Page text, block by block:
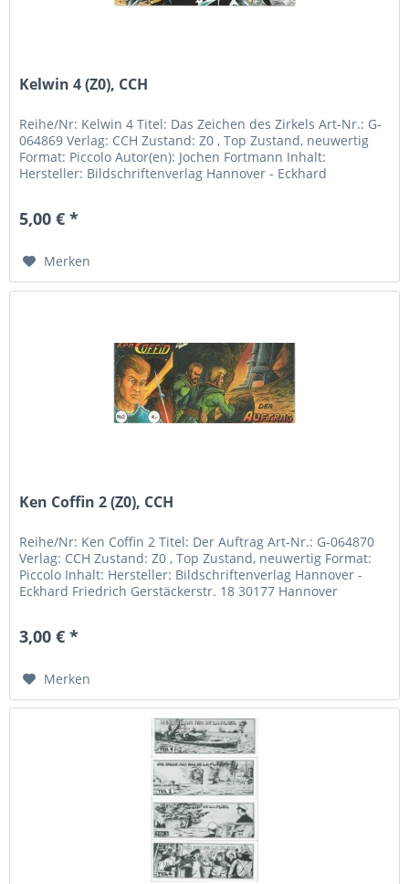
Kelwin 4 (Z0), CCH
Reihe/Nr: Kelwin 4 Titel: Das Zeichen des Zirkels Art-Nr.: G-
064869 Verlag: CCH Zustand: Z0 , Top Zustand, neuwertig
Format: Piccolo Autor(en): Jochen Fortmann Inhalt:
Hersteller: Bildschriftenverlag Hannover - Eckhard
5,00 € *
Merken
Ken Coffin 2 (Z0), CCH
Reihe/Nr: Ken Coffin 2 Titel: Der Auftrag Art-Nr.: G-064870
Verlag: CCH Zustand: Z0 , Top Zustand, neuwertig Format:
Piccolo Inhalt: Hersteller: Bildschriftenverlag Hannover -
Eckhard Friedrich Gerstäckerstr. 18 30177 Hannover
3,00 € *
Merken